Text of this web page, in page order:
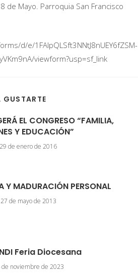
de Mayo. Parroquia San Francisco
d/e/1FAIpQLSft3NNtJ8nUEY6fZSM-
viewform?usp=sf_link
EL CONGRESO “FAMILIA,
Y EDUCACIÓN”
29 de enero de 2016
Y MADURACIÓN PERSONAL
27 de mayo de 2013
Feria Diocesana
de noviembre de 2023